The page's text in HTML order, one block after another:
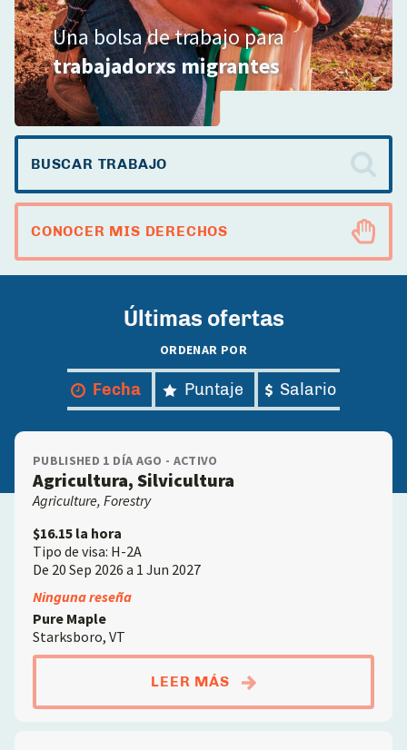
Una bolsa de trabajo para
trabajadorxs migrantes
Wizard
Menu
BUSCAR TRABAJO
CONOCER MIS DERECHOS
Últimas ofertas
ORDENAR POR
Fecha Puntaje Salario
PUBLISHED 1 DÍA AGO - ACTIVO
Agricultura, Silvicultura
Agriculture, Forestry
$16.15 la hora
Tipo de visa: H-2A
De 20 Sep 2026 a 1 Jun 2027
Ninguna reseña
Pure Maple
Starksboro, VT
LEER MÁS